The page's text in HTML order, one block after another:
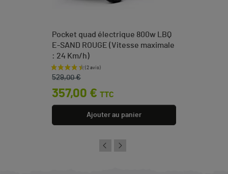
Pocket quad électrique 800w LBQ
E-SAND ROUGE (Vitesse maximale
: 24 Km/h)
Prix de base
529,00 €
Prix
357,00 € TTC
Ajouter au panier